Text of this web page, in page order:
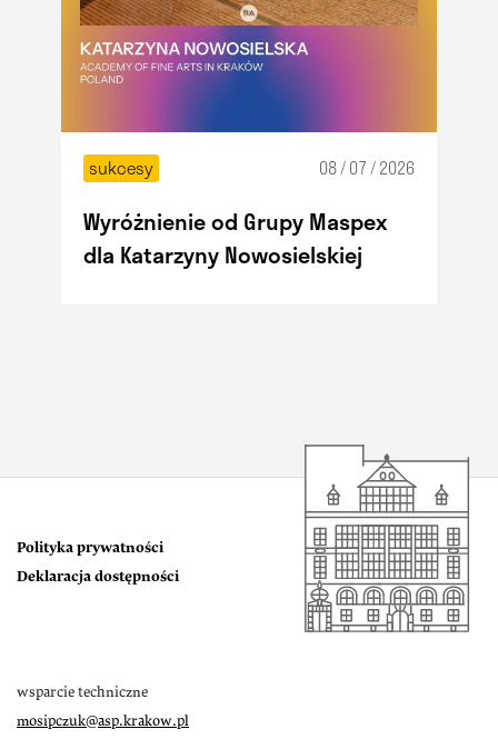
sukcesy 08 / 07 / 2026
Wyróżnienie od Grupy Maspex
dla Katarzyny Nowosielskiej
Polityka prywatności
Deklaracja dostępności
wsparcie techniczne
mosipczuk@asp.krakow.pl